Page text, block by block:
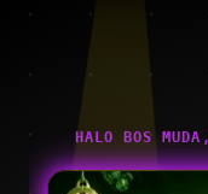
HALO BOS